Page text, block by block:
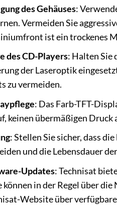
des Gehäuses:
Vermeiden Sie
ist ein trockenes
des CD-Players: Halten Sie
der Laseroptik
zu vermeiden.
: Das Farb-TFT-
keinen übermäßigen Druck
: Stellen Sie sicher, dass
und die Lebensdauer
Updates: Technisat
können in der Regel über
Website über